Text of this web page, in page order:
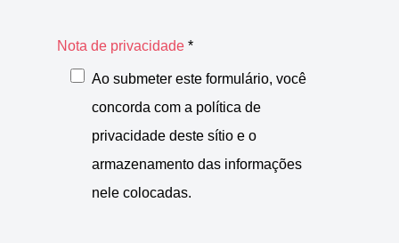
Nota de privacidade *
Nota de privacidade
Ao submeter este formulário, você
concorda com a política de
privacidade deste sítio e o
armazenamento das informações
nele colocadas.